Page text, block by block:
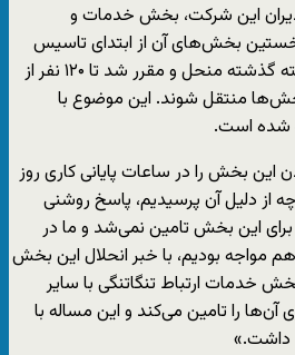
این شرکت، بخش خدمات و
نخستین بخش‌های آن از ابتدای تاسیس
تاکنون بود، روز پنج‌شنبه هفته گذشته منحل و مقرر شد تا ۱۲۰ نفر از
منتقل شوند. این موضوع با
شده است.
این بخش را در ساعات پایانی کاری روز
از دلیل آن پرسیدیم، پاسخ روشنی
برای این بخش تامین نمی‌شد و ما در
مواجه بودیم، با خبر انحلال این بخش
خدمات ارتباط تنگاتنگی با سایر
آن‌ها را تامین می‌کند و این مساله با
داشت.»